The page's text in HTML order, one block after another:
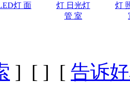
灯 面
灯 日光灯
管 室
灯
] [ ] [ 告诉